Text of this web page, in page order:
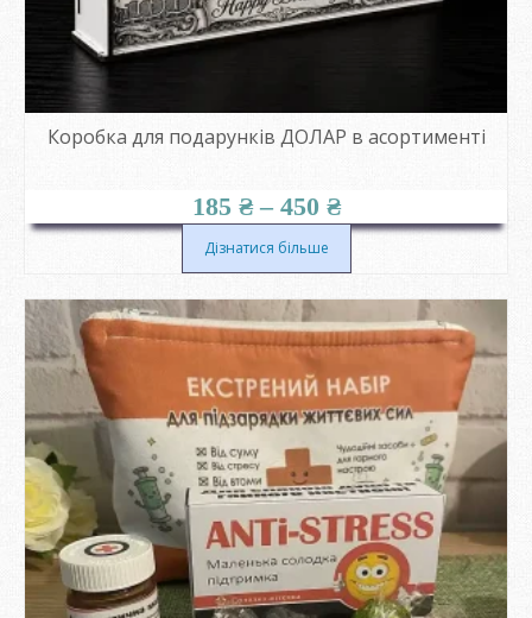
Коробка для подарунків ДОЛАР в асортименті
185 ₴ – 450 ₴Діапазон
цін:
від
до
450 ₴
Дізнатися більше